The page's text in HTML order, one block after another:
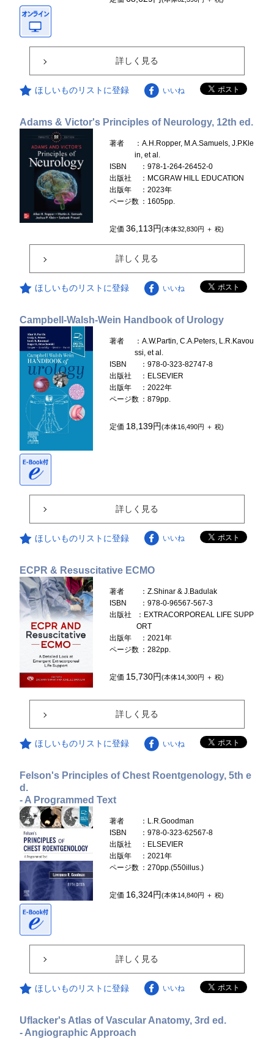
詳しく見る
ほしいものリストに登録 いいね
Adams & Victor's Principles of Neurology, 12th ed.
著者
：A.H.Ropper, M.A.Samuels, J.P.Kle
in, et al.
ISBN
：978-1-264-26452-0
出版社
：MCGRAW HILL EDUCATION
出版年
：2023年
ページ数 ：1605pp.
定価36,113円(本体32,830円 ＋ 税)
詳しく見る
ほしいものリストに登録 いいね
Campbell-Walsh-Wein Handbook of Urology
著者
：A.W.Partin, C.A.Peters, L.R.Kavou
ssi, et al.
ISBN
：978-0-323-82747-8
出版社
：ELSEVIER
出版年
：2022年
ページ数 ：879pp.
定価 18,139円(本体16,490円 ＋ 税)
詳しく見る
ほしいものリストに登録 いいね
ECPR & Resuscitative ECMO
著者
：Z.Shinar & J.Badulak
ISBN
：978-0-96567-567-3
出版社
：EXTRACORPOREAL LIFE SUPP
ORT
出版年
：2021年
ページ数 ：282pp.
定価 15,730円(本体14,300円 ＋ 税)
詳しく見る
ほしいものリストに登録 いいね
Felson's Principles of Chest Roentgenology, 5th e
d.
- A Programmed Text
著者
：L.R.Goodman
ISBN
：978-0-323-62567-8
出版社
：ELSEVIER
出版年
：2021年
ページ数 ：270pp.(550illus.)
定価 16,324円(本体14,840円 ＋ 税)
詳しく見る
ほしいものリストに登録 いいね
Uflacker's Atlas of Vascular Anatomy, 3rd ed.
- Angiographic Approach